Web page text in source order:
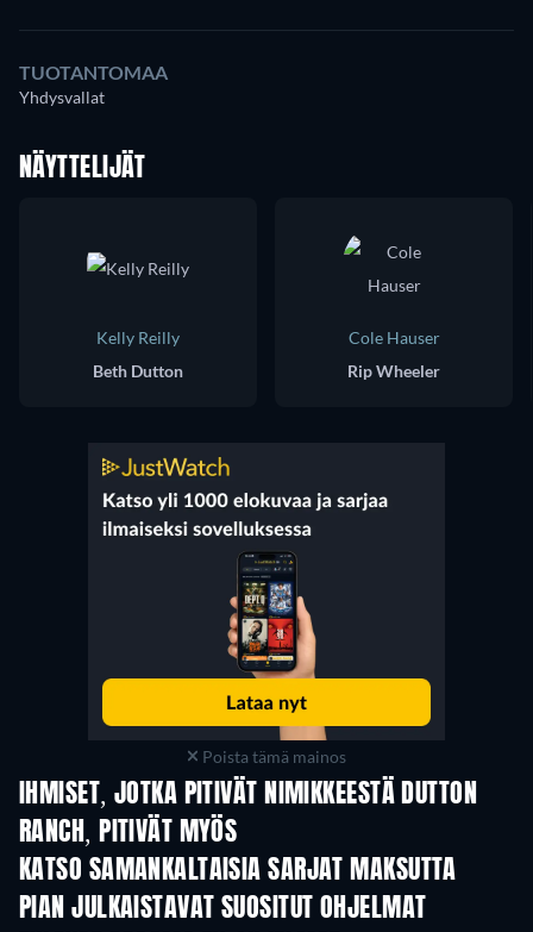
TUOTANTOMAA
Yhdysvallat
NÄYTTELIJÄT
Kelly Reilly
Beth Dutton
Cole Hauser
Rip Wheeler
Poista tämä mainos
IHMISET, JOTKA PITIVÄT NIMIKKEESTÄ DUTTON
RANCH, PITIVÄT MYÖS
KATSO SAMANKALTAISIA SARJAT MAKSUTTA
TV TV
PIAN JULKAISTAVAT SUOSITUT OHJELMAT
TV TV